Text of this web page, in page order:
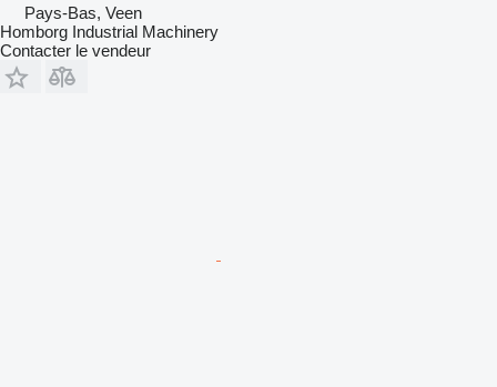
Pays-Bas, Veen
Homborg Industrial Machinery
Contacter le vendeur